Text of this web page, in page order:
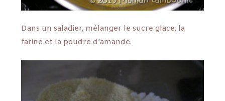
Dans un saladier, mélanger le sucre glace, la
farine et la poudre d’amande.